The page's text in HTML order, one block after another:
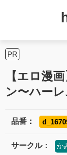
PR
【エロ漫
ン〜ハーレ
品番：
サークル： か